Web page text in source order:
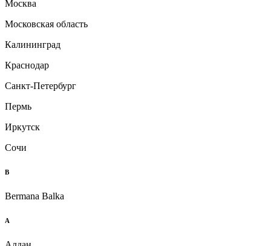
Москва
Московская область
Калининград
Краснодар
Санкт-Петербург
Пермь
Иркутск
Сочи
B
Bermana Balka
А